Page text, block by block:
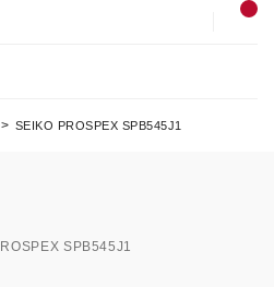
SEIKO PROSPEX SPB545J1